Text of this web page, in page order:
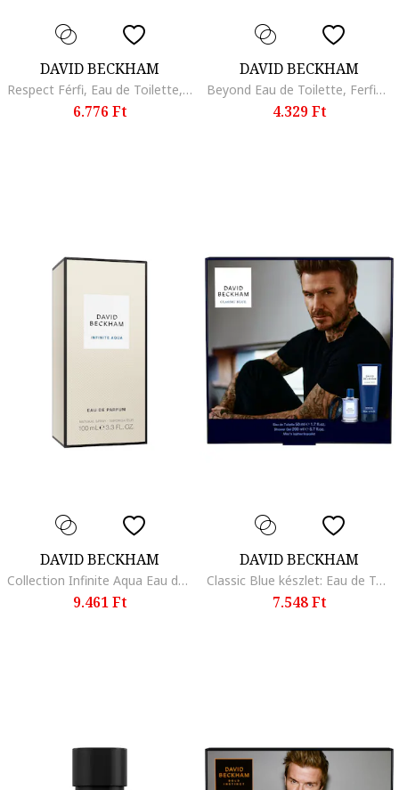
DAVID BECKHAM
Respect Férfi, Eau de Toilette, 40 ml
6.776 Ft
DAVID BECKHAM
Beyond Eau de Toilette, Ferfiak, 60 ml
4.329 Ft
DAVID BECKHAM
Collection Infinite Aqua Eau de Parfüm, 100 ml
9.461 Ft
DAVID BECKHAM
Classic Blue készlet: Eau de Toilette 50 ml + tusfürdő 200 ml + bőr karkötő
7.548 Ft